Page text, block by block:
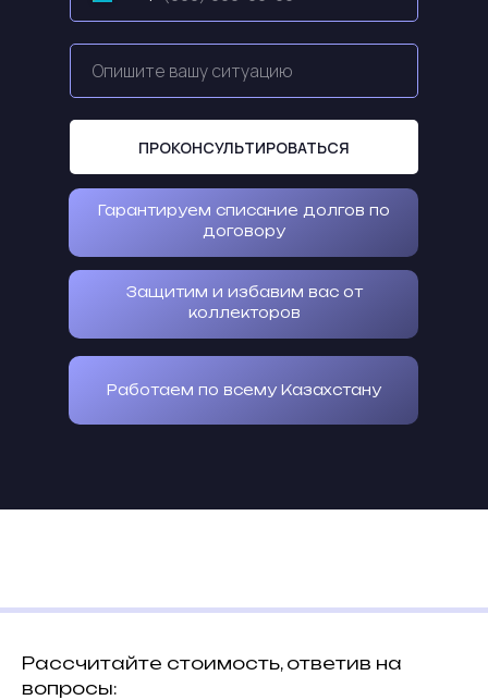
ПРОКОНСУЛЬТИРОВАТЬСЯ
Гарантируем списание долгов по
договору
Защитим и избавим вас от
коллекторов
Работаем по всему Казахстану
Рассчитайте стоимость, ответив на
вопросы: